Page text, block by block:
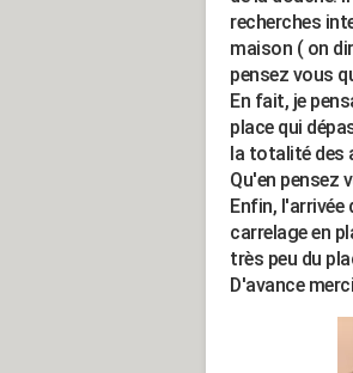
recherches
maison ( on
pensez vous
En fait, je
place qui
la totalité des
Qu'en pensez
Enfin, l'arrivée
carrelage en
très peu du
D'avance